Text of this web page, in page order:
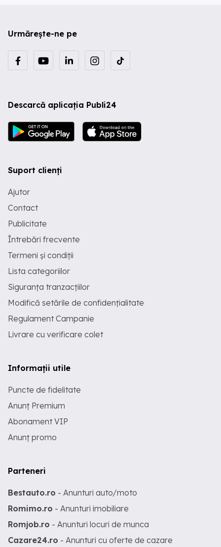
Urmărește-ne pe
Descarcă aplicația Publi24
Suport clienți
Ajutor
Contact
Publicitate
Întrebări frecvente
Termeni și condiții
Lista categoriilor
Siguranța tranzacțiilor
Modifică setările de confidențialitate
Regulament Campanie
Livrare cu verificare colet
Informații utile
Puncte de fidelitate
Anunț Premium
Abonament VIP
Anunț promo
Parteneri
Bestauto.ro - Anunturi auto/moto
Romimo.ro - Anunturi imobiliare
Romjob.ro - Anunturi locuri de munca
Cazare24.ro - Anunturi cu oferte de cazare